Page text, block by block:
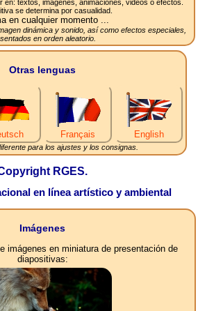
en: textos, imágenes, animaciones, videos o efectos.
se determina por casualidad.
en cualquier momento ...
dinámica y sonido, así como efectos especiales,
en orden aleatorio.
Otras lenguas
Français English
para los ajustes y los consignas.
RGES.
en línea artístico y ambiental
Imágenes
imágenes en miniatura de presentación de
diapositivas: